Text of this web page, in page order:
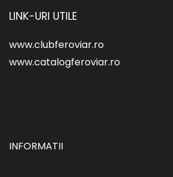
LINK-URI UTILE
www.clubferoviar.ro
www.catalogferoviar.ro
INFORMATII